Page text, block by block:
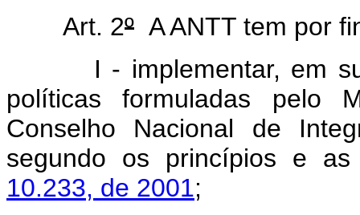
Art. 2º A ANTT tem por
I - implementar, em sua
políticas formuladas pelo
Conselho Nacional de
segundo os princípios e
10.233, de 2001;